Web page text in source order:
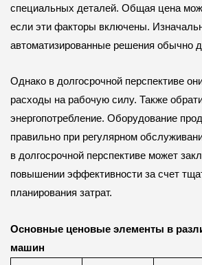
специальных деталей. Общая цена
если эти факторы включены.
автоматизированные решения обычно
Однако в долгосрочной перспективе
расходы на рабочую силу. Также
энергопотребление. Оборудование
правильно при регулярном
в долгосрочной перспективе может
повышении эффективности за счет
планирования затрат.
Основные ценовые элементы в
машин